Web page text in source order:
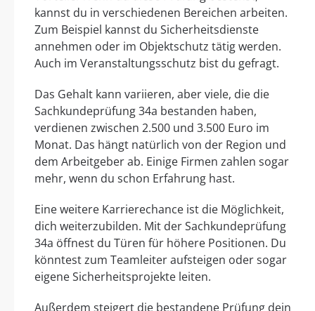
kannst du in verschiedenen Bereichen arbeiten.
Zum Beispiel kannst du Sicherheitsdienste
annehmen oder im Objektschutz tätig werden.
Auch im Veranstaltungsschutz bist du gefragt.
Das Gehalt kann variieren, aber viele, die die
Sachkundeprüfung 34a bestanden haben,
verdienen zwischen 2.500 und 3.500 Euro im
Monat. Das hängt natürlich von der Region und
dem Arbeitgeber ab. Einige Firmen zahlen sogar
mehr, wenn du schon Erfahrung hast.
Eine weitere Karrierechance ist die Möglichkeit,
dich weiterzubilden. Mit der Sachkundeprüfung
34a öffnest du Türen für höhere Positionen. Du
könntest zum Teamleiter aufsteigen oder sogar
eigene Sicherheitsprojekte leiten.
Außerdem steigert die bestandene Prüfung dein